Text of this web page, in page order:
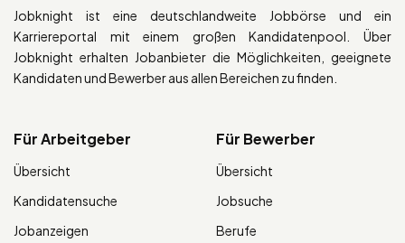
Jobknight ist eine deutschlandweite Jobbörse und ein
Karriereportal mit einem großen Kandidatenpool. Über
Jobknight erhalten Jobanbieter die Möglichkeiten, geeignete
Kandidaten und Bewerber aus allen Bereichen zu finden.
Für Arbeitgeber
Übersicht
Kandidatensuche
Jobanzeigen
Für Bewerber
Übersicht
Jobsuche
Berufe